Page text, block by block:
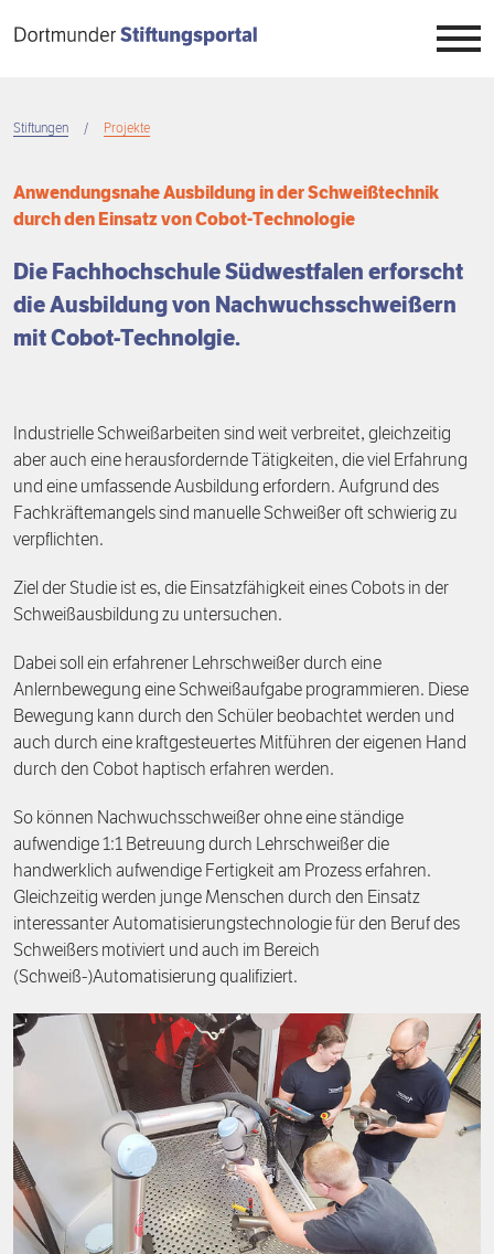
Stiftungen
Übersicht
Register
Projekte
Stiftungswesen
Auftrag
Neuigkeiten
Menschen
Übersicht
7. Dortmunder Stiftungstag
5. Dortmunder Stiftungstag
Förderpreis
Rückblick auf Stiftungstage
Wissen
Übersicht
Stiftungstypen
Finanzierung
Engagement
Stiften
Zustiften und Spenden
Freiwillige
Breadcrumb
Stiftungen Projekte
Anwendungsnahe Ausbildung in der Schweißtechnik
durch den Einsatz von Cobot-Technologie
Die Fachhochschule Südwestfalen erforscht
die Ausbildung von Nachwuchsschweißern
mit Cobot-Technolgie.
Industrielle Schweißarbeiten sind weit verbreitet, gleichzeitig
aber auch eine herausfordernde Tätigkeiten, die viel Erfahrung
und eine umfassende Ausbildung erfordern. Aufgrund des
Fachkräftemangels sind manuelle Schweißer oft schwierig zu
verpflichten.
Ziel der Studie ist es, die Einsatzfähigkeit eines Cobots in der
Schweißausbildung zu untersuchen.
Dabei soll ein erfahrener Lehrschweißer durch eine
Anlernbewegung eine Schweißaufgabe programmieren. Diese
Bewegung kann durch den Schüler beobachtet werden und
auch durch eine kraftgesteuertes Mitführen der eigenen Hand
durch den Cobot haptisch erfahren werden.
So können Nachwuchsschweißer ohne eine ständige
aufwendige 1:1 Betreuung durch Lehrschweißer die
handwerklich aufwendige Fertigkeit am Prozess erfahren.
Gleichzeitig werden junge Menschen durch den Einsatz
interessanter Automatisierungstechnologie für den Beruf des
Schweißers motiviert und auch im Bereich
(Schweiß-)Automatisierung qualifiziert.